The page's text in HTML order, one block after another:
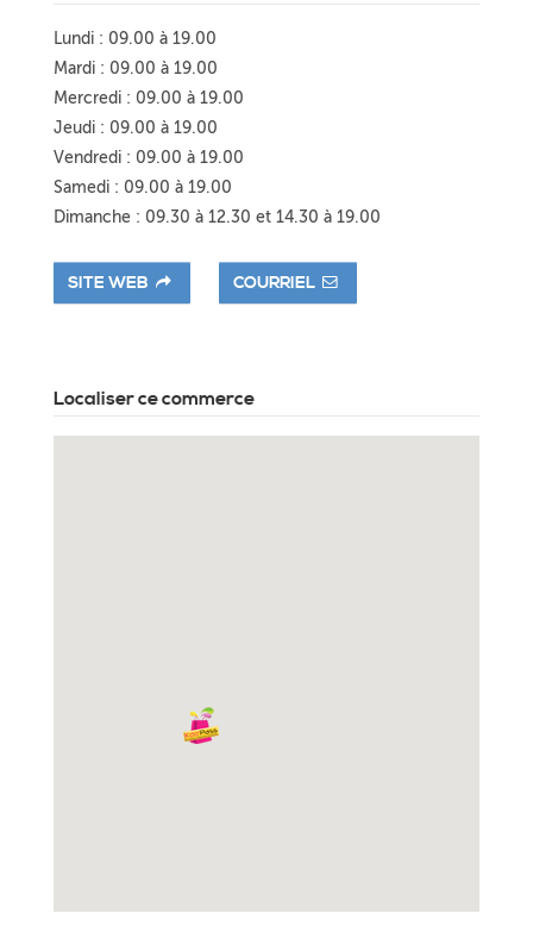
Lundi : 09.00 à 19.00
Mardi : 09.00 à 19.00
Mercredi : 09.00 à 19.00
Jeudi : 09.00 à 19.00
Vendredi : 09.00 à 19.00
Samedi : 09.00 à 19.00
Dimanche : 09.30 à 12.30 et 14.30 à 19.00
SITE WEB COURRIEL
Localiser ce commerce